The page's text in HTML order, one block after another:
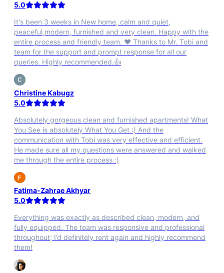
5.0
It's been 3 weeks in New home, calm and quiet,
peaceful,modern, furnished and very clean. Happy with the
entire process and friendly team. ❤️ Thanks to Mr. Tobi and
team for the support and prompt response for all our
queries. Highly recommended.👍
Christine Kabugz
5.0
Absolutely gorgeous clean and furnished apartments! What
You See is absolutely What You Get :) And the
communication with Tobi was very effective and efficient.
He made sure all my questions were answered and walked
me through the entire process :)
Fatima-Zahrae Akhyar
5.0
Everything was exactly as described clean, modern, and
fully equipped. The team was responsive and professional
throughout; I’d definitely rent again and highly recommend
them!